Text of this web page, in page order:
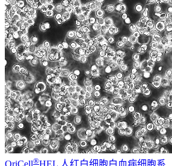
OriCell®HEL 人红白细胞白血病细胞系